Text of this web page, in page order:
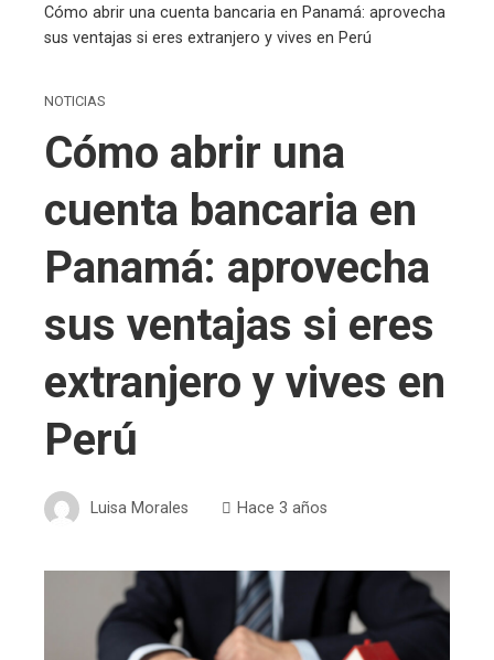
Cómo abrir una cuenta bancaria en Panamá: aprovecha
sus ventajas si eres extranjero y vives en Perú
NOTICIAS
Cómo abrir una
cuenta bancaria en
Panamá: aprovecha
sus ventajas si eres
extranjero y vives en
Perú
Luisa Morales Hace 3 años